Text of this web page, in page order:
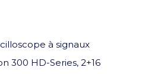
à signaux
300 HD-Series, 2+16